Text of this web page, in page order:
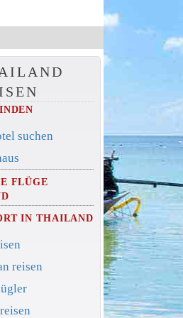
suchen
FLÜGE
IN THAILAND
reisen